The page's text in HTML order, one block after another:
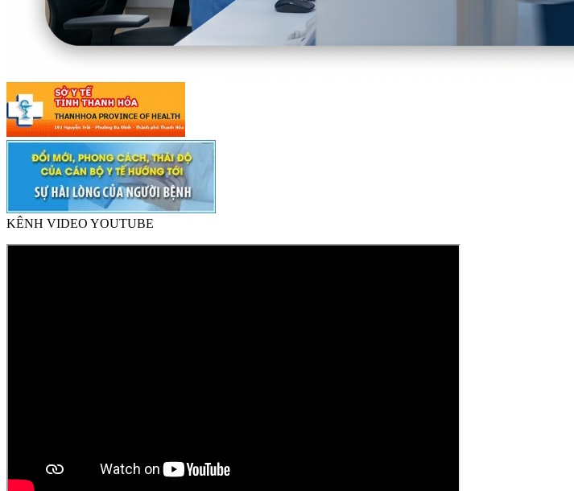
KÊNH VIDEO YOUTUBE